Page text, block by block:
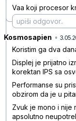
Vaa koji procesor
Kosmosapien •
Koristim ga dva
Displej je prijatno
korektan IPS sa
Performanse su
obzirom da je u
Zvuk je mono i nije
apsolutno